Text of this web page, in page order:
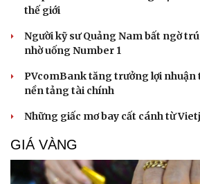
thế giới
Người kỹ sư Quảng Nam bất ngờ
nhờ uống Number 1
PVcomBank tăng trưởng lợi nhuận
nền tảng tài chính
Những giấc mơ bay cất cánh từ
GIÁ VÀNG